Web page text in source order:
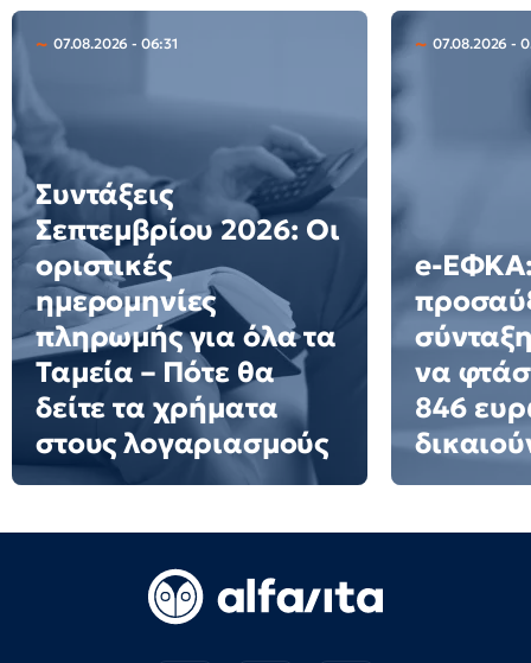
07.08.2026 - 06:31
Συντάξεις
Σεπτεμβρίου 2026: Οι
οριστικές
ημερομηνίες
πληρωμής για όλα τα
Ταμεία – Πότε θα
δείτε τα χρήματα
στους λογαριασμούς
07.08.2026 -
e-
να
846